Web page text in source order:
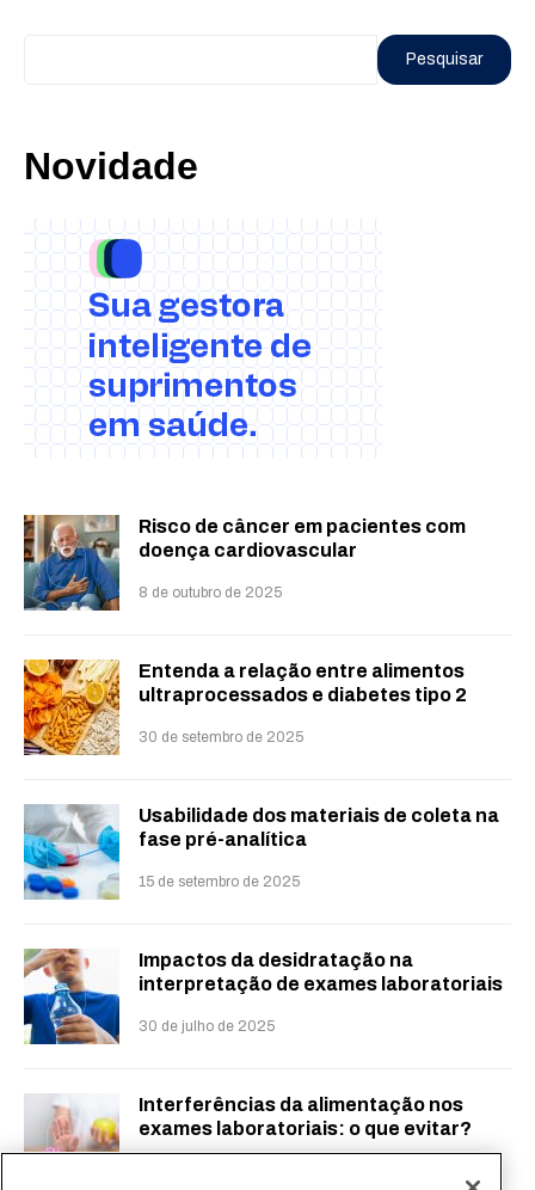
Pesquisar
Novidade
Risco de câncer em pacientes com
doença cardiovascular
8 de outubro de 2025
Entenda a relação entre alimentos
ultraprocessados e diabetes tipo 2
30 de setembro de 2025
Usabilidade dos materiais de coleta na
fase pré-analítica
15 de setembro de 2025
Impactos da desidratação na
interpretação de exames laboratoriais
30 de julho de 2025
Interferências da alimentação nos
exames laboratoriais: o que evitar?